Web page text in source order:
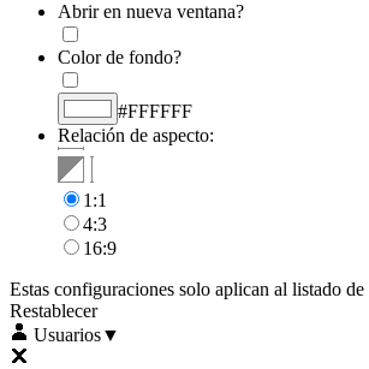
Abrir en nueva ventana?
Color de fondo?
#FFFFFF
Relación de aspecto:
1:1
4:3
16:9
Estas configuraciones solo aplican al listado de
Restablecer
Usuarios▼